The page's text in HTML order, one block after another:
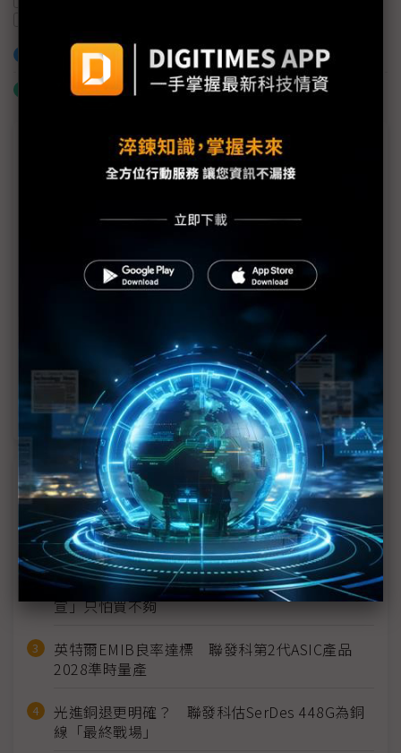
加入已選取到「關鍵字追蹤」
什麼是「關鍵字追蹤」
議題精選－COMPUTEX含金量下滑？
COMPUTEX遭評「沒新梗」 廠商訂單熱：落地應用
機器人初登COMPUTEX 台廠仍守模組與AI視覺本位
COMPUTEX氣氛轉冷 兩大疑慮壟罩下半年展望
GB300搶鏡COMPUTEX 台廠硬實力實現機櫃高速進
化
近７天熱門報導
MLCC訂單過熱、出貨比創高 村田示警全球AI基
建熱潮將趨緩
2027全年記憶體產能提前售罄 買家「祕而不
宣」只怕買不夠
英特爾EMIB良率達標 聯發科第2代ASIC產品
2028準時量產
光進銅退更明確？ 聯發科估SerDes 448G為銅
線「最終戰場」